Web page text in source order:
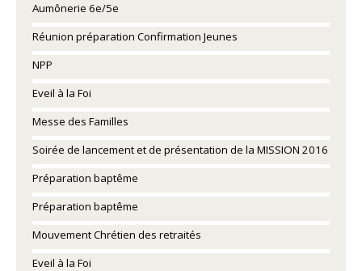
Aumônerie 6e/5e
Réunion préparation Confirmation Jeunes
NPP
Eveil à la Foi
Messe des Familles
Soirée de lancement et de présentation de la MISSION 2016
Préparation baptême
Préparation baptême
Mouvement Chrétien des retraités
Eveil à la Foi